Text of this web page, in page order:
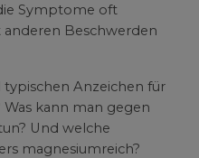
Symptome oft
Beschwerden
typischen Anzeichen für
kann man gegen
Und welche
magnesiumreich?